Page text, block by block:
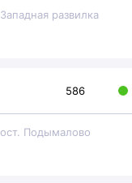
Западная развилка
586
ост. Подымалово